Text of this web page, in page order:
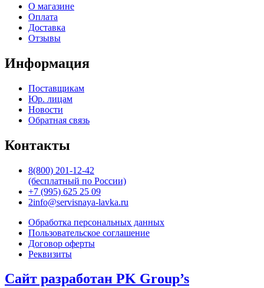
О магазине
Оплата
Доставка
Отзывы
Информация
Поставщикам
Юр. лицам
Новости
Обратная связь
Контакты
8(800) 201-12-42
(бесплатный по России)
+7 (995) 625 25 09
2info@servisnaya-lavka.ru
Обработка персональных данных
Пользовательское соглашение
Договор оферты
Реквизиты
Сайт разработан PK Group’s